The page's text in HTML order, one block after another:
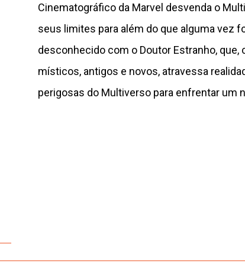
Cinematográfico da Marvel desvenda o
seus limites para além do que alguma vez
desconhecido com o Doutor Estranho, que,
místicos, antigos e novos, atravessa
perigosas do Multiverso para enfrentar um